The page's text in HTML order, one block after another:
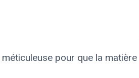
pour que la matière